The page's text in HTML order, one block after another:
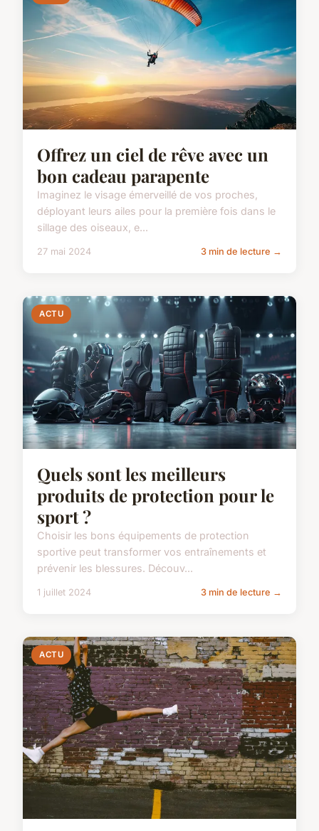
Offrez un ciel de rêve avec un
bon cadeau parapente
Imaginez le visage émerveillé de vos proches,
déployant leurs ailes pour la première fois dans le
sillage des oiseaux, e...
27 mai 2024 3 min de lecture →
ACTU
Quels sont les meilleurs
produits de protection pour le
sport ?
Choisir les bons équipements de protection
sportive peut transformer vos entraînements et
prévenir les blessures. Découv...
1 juillet 2024 3 min de lecture →
ACTU